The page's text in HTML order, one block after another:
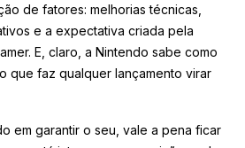
de fatores: melhorias técnicas,
e a expectativa criada pela
E, claro, a Nintendo sabe como
que faz qualquer lançamento virar
em garantir o seu, vale a pena ficar